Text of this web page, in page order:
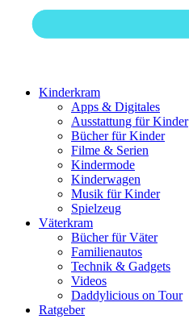
Kinderkram
Apps & Digitales
Ausstattung für Kinder
Bücher für Kinder
Filme & Serien
Kindermode
Kinderwagen
Musik für Kinder
Spielzeug
Väterkram
Bücher für Väter
Familienautos
Technik & Gadgets
Videos
Daddylicious on Tour
Ratgeber